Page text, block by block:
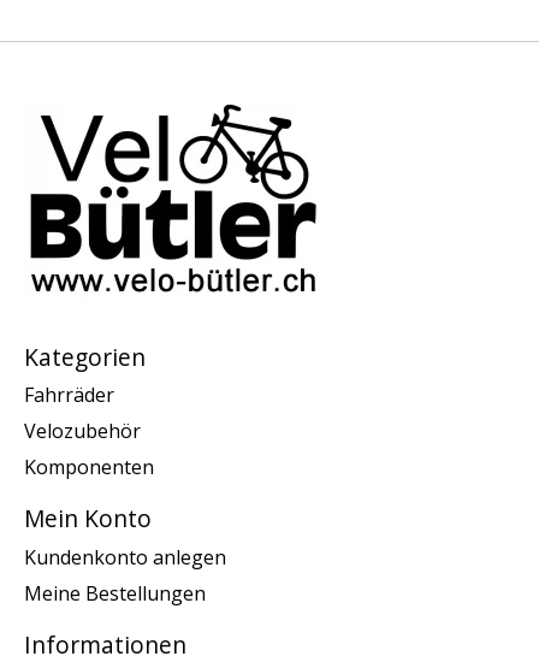
Kategorien
Fahrräder
Velozubehör
Komponenten
Mein Konto
Kundenkonto anlegen
Meine Bestellungen
Informationen